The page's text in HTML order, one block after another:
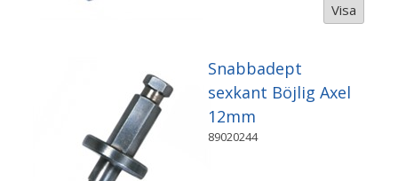
Visa
Snabbadept
sexkant Böjlig Axel
12mm
89020244